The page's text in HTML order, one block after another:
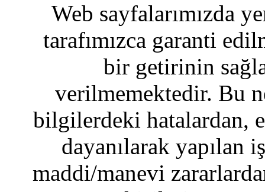
Web sayfalarımızda
tarafımızca garanti
bir getirinin
verilmemektedir. Bu
bilgilerdeki hatalardan,
dayanılarak yapılan
maddi/manevi